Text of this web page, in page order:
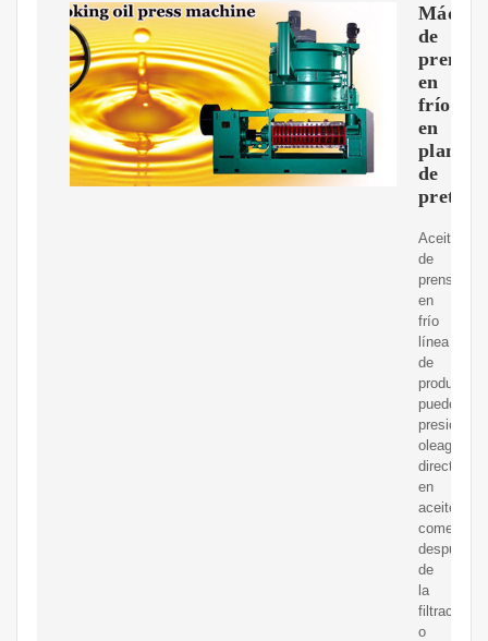
de
en
frío
en
planta
de
Aceite
de
prensado
en
frío
línea
de
producción
puede
presionar
oleaginosa
en
aceite
comestible
después
de
la
filtración
o